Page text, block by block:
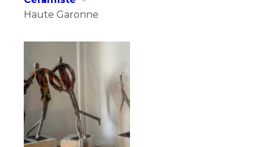
Haute Garonne